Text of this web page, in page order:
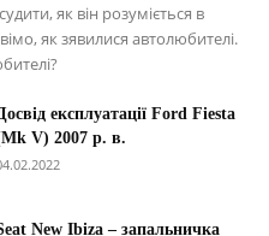
як він розуміється в
як зявилися автолюбителі.
експлуатації Ford Fiesta
V) 2007 р. в.
New Ibiza – запальничка